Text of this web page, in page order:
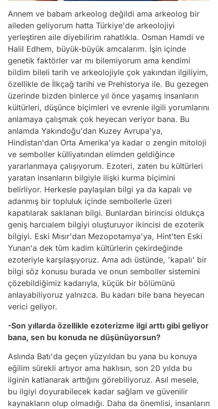
Annem ve babam arkeolog değildi ama arkeolog bir
aileden geliyorum hatta Türkiye'de arkeolojiyi
yerleştiren aile diyebilirim rahatlıkla. Osman Hamdi ve
Halil Edhem, büyük-büyük amcalarım. İşin içinde
genetik faktörler var mı bilemiyorum ama kendimi
bildim bileli tarih ve arkeolojiyle çok yakından ilgiliyim,
özellikle de İlkçağ tarihi ve Prehistorya ile. Bu gezegen
üzerinde bizden binlerce yıl önce yaşamış insanların
kültürleri, düşünce biçimleri ve evrenle ilgili yorumlarını
anlamaya çalışmak çok heyecan veriyor bana. Bu
anlamda Yakındoğu'dan Kuzey Avrupa'ya,
Hindistan'dan Orta Amerika'ya kadar o zengin mitoloji
ve semboller külliyatından elimden geldiğince
yararlanmaya çalışıyorum. Ezoteri, zaten bu kültürleri
yaratan insanların bilgiyle ilişki kurma biçimini
belirliyor. Herkesle paylaşılan bilgi ya da kapalı ve
adanmış bir topluluk içinde sembollerle üzeri
kapatılarak saklanan bilgi. Bunlardan birincisi oldukça
geniş harcıalem bilgiyi oluşturuyor ikincisi de ezoterik
bilgiyi. Eski Mısır'dan Mezopotamya'ya, Hint'ten Eski
Yunan'a dek tüm kadim kültürlerin çekirdeğinde
ezoteriyle karşılaşıyoruz. Ama adı üstünde, 'kapalı' bir
bilgi söz konusu burada ve onun semboller sistemini
çözebildiğimiz kadarıyla, küçük bir bölümünü
anlayabiliyoruz yalnızca. Bu kadarı bile bana heyecan
verici geliyor.
-Son yıllarda özellikle ezoterizme ilgi arttı gibi geliyor
bana, sen bu konuda ne düşünüyorsun?
Aslında Batı'da geçen yüzyıldan bu yana bu konuya
eğilim sürekli artıyor ama haklısın, son 20 yılda bu
ilginin katlanarak arttığını görebiliyoruz. Asıl mesele,
bu ilgiyi doyurabilecek kadar sağlam ve güvenilir
kaynakların olup olmadığı. Daha da önemlisi, insanların